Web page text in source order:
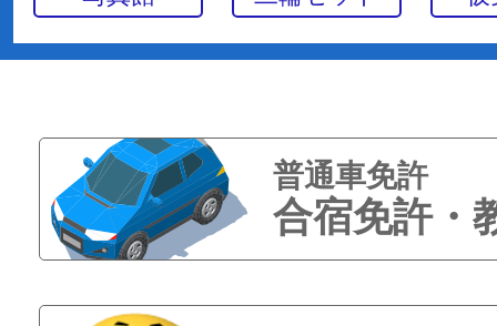
普通車免許
合宿免許・